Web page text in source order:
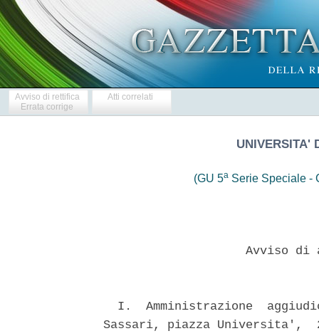
Avviso di rettifica
Errata corrige
Atti correlati
UNIVERSITA'
(GU 5a Serie Speciale -
Avviso
I.  Amministrazione
Sassari, piazza